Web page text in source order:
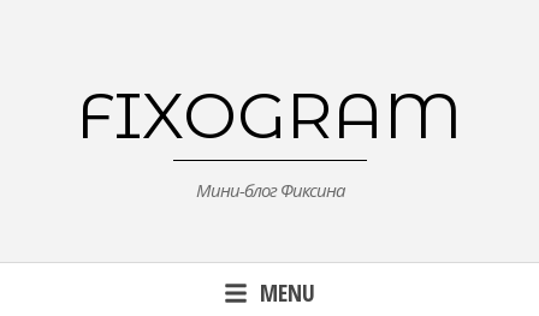
FIXOGRAM
Мини-блог Фиксина
MENU